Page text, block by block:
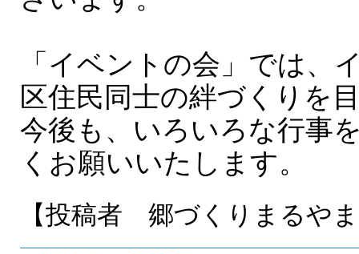
「イベントの会」では、
区住民同士の絆づくりを
今後も、いろいろな行事
くお願いいたします。
【投稿者 郷づくりまるや